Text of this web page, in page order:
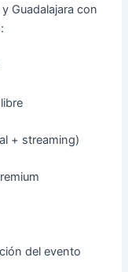
Guadalajara con
+ streaming)
del evento